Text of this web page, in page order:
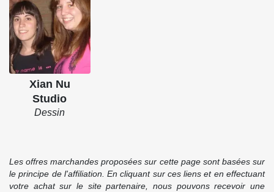
Xian Nu
Studio
Dessin
Les offres marchandes proposées sur cette page sont basées sur
le principe de l'affiliation. En cliquant sur ces liens et en effectuant
votre achat sur le site partenaire, nous pouvons recevoir une